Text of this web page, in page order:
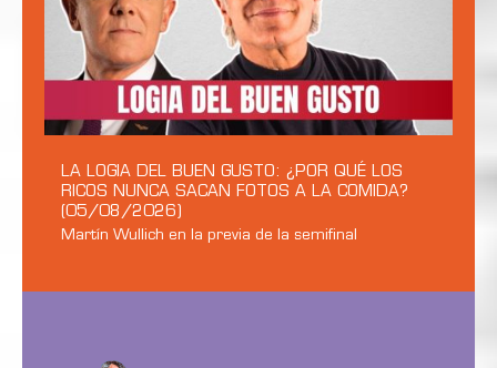
LA LOGIA DEL BUEN GUSTO: ¿POR QUÉ LOS
RICOS NUNCA SACAN FOTOS A LA COMIDA?
(05/08/2026)
Martín Wullich en la previa de la semifinal